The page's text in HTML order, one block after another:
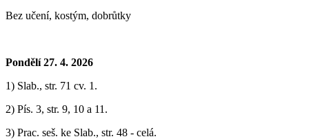
Bez učení, kostým, dobrůtky
Pondělí 27. 4. 2026
1) Slab., str. 71 cv. 1.
2) Pís. 3, str. 9, 10 a 11.
3) Prac. seš. ke Slab., str. 48 - celá.